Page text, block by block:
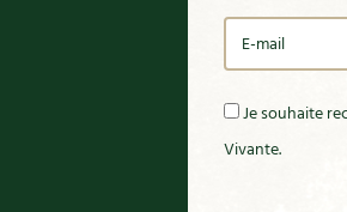
Je souhaite
Vivante.